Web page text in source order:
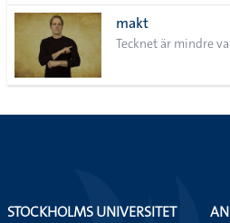
makt
Tecknet är mindre
STOCKHOLMS UNIVERSITET